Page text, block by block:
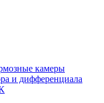
камеры
и дифференциала